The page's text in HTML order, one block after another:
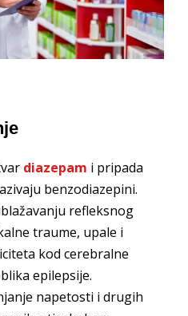
diazepam i pripada
benzodiazepini.
refleksnog
traume, upale i
kod cerebralne
epilepsije.
napetosti i drugih